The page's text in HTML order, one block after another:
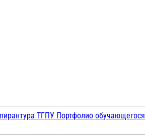
ТГПУ Портфолио обучающегося